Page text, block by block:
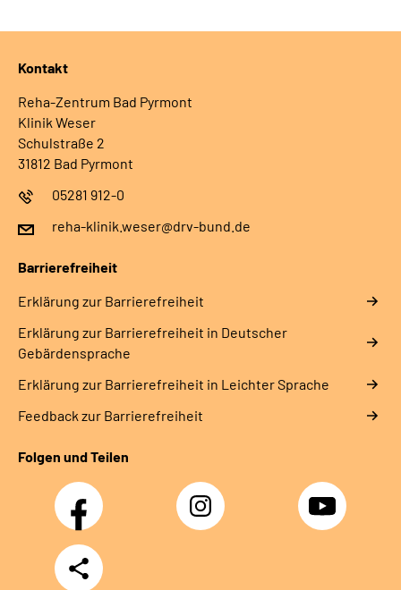
Kontakt
Reha-Zentrum Bad Pyrmont
Klinik Weser
Schulstraße 2
31812 Bad Pyrmont
05281 912-0
reha-klinik.weser@drv-bund.de
Barrierefreiheit
Erklärung zur Barrierefreiheit
Erklärung zur Barrierefreiheit in Deutscher
Gebärdensprache
Erklärung zur Barrierefreiheit in Leichter Sprache
Feedback zur Barrierefreiheit
Folgen und Teilen
Facebook Instagram YouTube
Teilen